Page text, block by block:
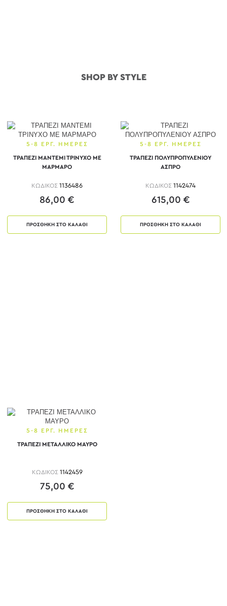
SHOP BY STYLE
5-8 ΕΡΓ. ΗΜΕΡΕΣ
ΤΡΑΠΕΖΙ ΜΑΝΤΕΜΙ ΤΡΙΝΥΧΟ ΜΕ
ΜΑΡΜΑΡΟ
ΚΩΔΙΚΟΣ 1136486
86,00 €
ΠΡΟΣΘΗΚΗ ΣΤΟ ΚΑΛΑΘΙ
5-8 ΕΡΓ. ΗΜΕΡΕΣ
ΤΡΑΠΕΖΙ ΠΟΛΥΠΡΟΠΥΛΕΝΙΟΥ
ΑΣΠΡΟ
ΚΩΔΙΚΟΣ 1142474
615,00 €
ΠΡΟΣΘΗΚΗ ΣΤΟ ΚΑΛΑΘΙ
5-8 ΕΡΓ. ΗΜΕΡΕΣ
ΤΡΑΠΕΖΙ ΜΕΤΑΛΛΙΚΟ ΜΑΥΡΟ
ΚΩΔΙΚΟΣ 1142459
75,00 €
ΠΡΟΣΘΗΚΗ ΣΤΟ ΚΑΛΑΘΙ